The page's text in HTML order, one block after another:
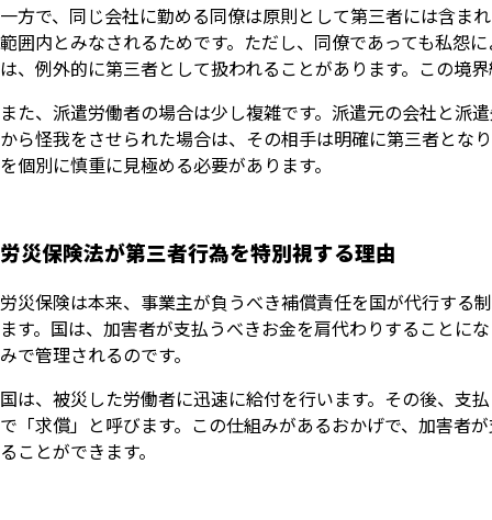
一方で、同じ会社に勤める同僚は原則として第三者には含ま
範囲内とみなされるためです。ただし、同僚であっても私怨
は、例外的に第三者として扱われることがあります。この境
また、派遣労働者の場合は少し複雑です。派遣元の会社と派
から怪我をさせられた場合は、その相手は明確に第三者とな
を個別に慎重に見極める必要があります。
労災保険法が第三者行為を特別視する理由
労災保険は本来、事業主が負うべき補償責任を国が代行する
ます。国は、加害者が支払うべきお金を肩代わりすることに
みで管理されるのです。
国は、被災した労働者に迅速に給付を行います。その後、支
で「求償」と呼びます。この仕組みがあるおかげで、加害者
ることができます。